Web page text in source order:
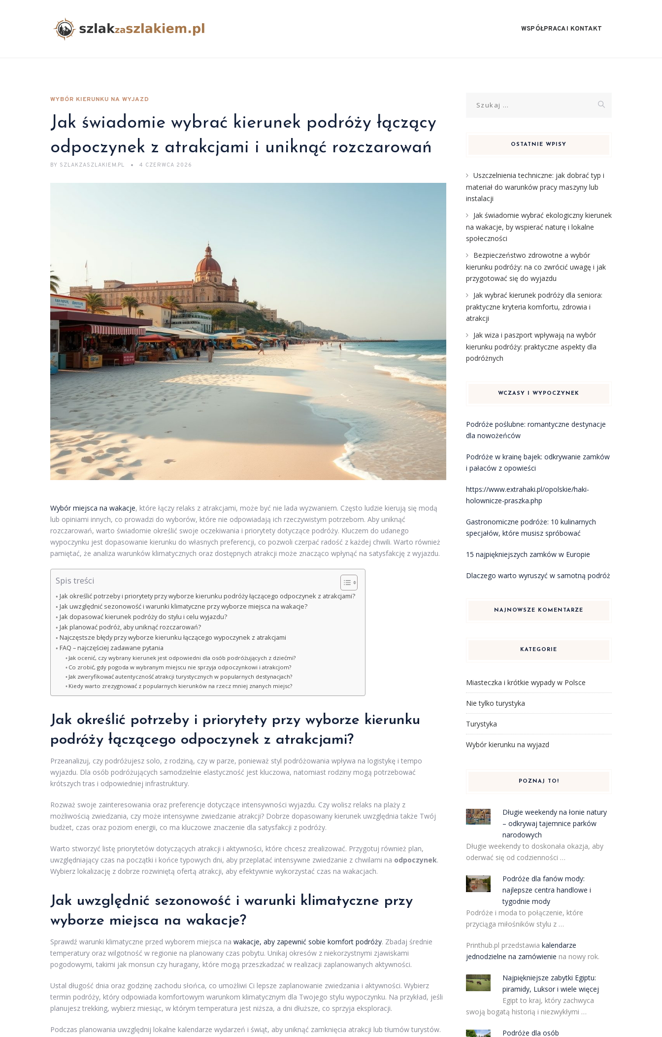
WSPÓŁPRACA I KONTAKT
WYBÓR KIERUNKU NA WYJAZD
Jak świadomie wybrać kierunek podróży łączący
odpoczynek z atrakcjami i uniknąć rozczarowań
BY SZLAKZASZLAKIEM.PL 4 CZERWCA 2026
Wybór miejsca na wakacje, które łączy relaks z atrakcjami, może być nie lada wyzwaniem. Często ludzie kierują się modą
lub opiniami innych, co prowadzi do wyborów, które nie odpowiadają ich rzeczywistym potrzebom. Aby uniknąć
rozczarowań, warto świadomie określić swoje oczekiwania i priorytety dotyczące podróży. Kluczem do udanego
wypoczynku jest dopasowanie kierunku do własnych preferencji, co pozwoli czerpać radość z każdej chwili. Warto również
pamiętać, że analiza warunków klimatycznych oraz dostępnych atrakcji może znacząco wpłynąć na satysfakcję z wyjazdu.
Spis treści
Jak określić potrzeby i priorytety przy wyborze kierunku podróży łączącego odpoczynek z atrakcjami?
Jak uwzględnić sezonowość i warunki klimatyczne przy wyborze miejsca na wakacje?
Jak dopasować kierunek podróży do stylu i celu wyjazdu?
Jak planować podróż, aby uniknąć rozczarowań?
Najczęstsze błędy przy wyborze kierunku łączącego wypoczynek z atrakcjami
FAQ – najczęściej zadawane pytania
Jak ocenić, czy wybrany kierunek jest odpowiedni dla osób podróżujących z dziećmi?
Co zrobić, gdy pogoda w wybranym miejscu nie sprzyja odpoczynkowi i atrakcjom?
Jak zweryfikować autentyczność atrakcji turystycznych w popularnych destynacjach?
Kiedy warto zrezygnować z popularnych kierunków na rzecz mniej znanych miejsc?
Jak określić potrzeby i priorytety przy wyborze kierunku
podróży łączącego odpoczynek z atrakcjami?
Przeanalizuj, czy podróżujesz solo, z rodziną, czy w parze, ponieważ styl podróżowania wpływa na logistykę i tempo
wyjazdu. Dla osób podróżujących samodzielnie elastyczność jest kluczowa, natomiast rodziny mogą potrzebować
krótszych tras i odpowiedniej infrastruktury.
Rozważ swoje zainteresowania oraz preferencje dotyczące intensywności wyjazdu. Czy wolisz relaks na plaży z
możliwością zwiedzania, czy może intensywne zwiedzanie atrakcji? Dobrze dopasowany kierunek uwzględnia także Twój
budżet, czas oraz poziom energii, co ma kluczowe znaczenie dla satysfakcji z podróży.
Warto stworzyć listę priorytetów dotyczących atrakcji i aktywności, które chcesz zrealizować. Przygotuj również plan,
uwzględniający czas na początki i końce typowych dni, aby przeplatać intensywne zwiedzanie z chwilami na odpoczynek.
Wybierz lokalizację z dobrze rozwiniętą ofertą atrakcji, aby efektywnie wykorzystać czas na wakacjach.
Jak uwzględnić sezonowość i warunki klimatyczne przy
wyborze miejsca na wakacje?
Sprawdź warunki klimatyczne przed wyborem miejsca na wakacje, aby zapewnić sobie komfort podróży. Zbadaj średnie
temperatury oraz wilgotność w regionie na planowany czas pobytu. Unikaj okresów z niekorzystnymi zjawiskami
pogodowymi, takimi jak monsun czy huragany, które mogą przeszkadzać w realizacji zaplanowanych aktywności.
Ustal długość dnia oraz godzinę zachodu słońca, co umożliwi Ci lepsze zaplanowanie zwiedzania i aktywności. Wybierz
termin podróży, który odpowiada komfortowym warunkom klimatycznym dla Twojego stylu wypoczynku. Na przykład, jeśli
planujesz trekking, wybierz miesiąc, w którym temperatura jest niższa, a dni dłuższe, co sprzyja eksploracji.
Podczas planowania uwzględnij lokalne kalendarze wydarzeń i świąt, aby uniknąć zamknięcia atrakcji lub tłumów turystów.
OSTATNIE WPISY
Uszczelnienia techniczne: jak dobrać typ i
materiał do warunków pracy maszyny lub
instalacji
Jak świadomie wybrać ekologiczny kierunek
na wakacje, by wspierać naturę i lokalne
społeczności
Bezpieczeństwo zdrowotne a wybór
kierunku podróży: na co zwrócić uwagę i jak
przygotować się do wyjazdu
Jak wybrać kierunek podróży dla seniora:
praktyczne kryteria komfortu, zdrowia i
atrakcji
Jak wiza i paszport wpływają na wybór
kierunku podróży: praktyczne aspekty dla
podróżnych
WCZASY I WYPOCZYNEK
Podróże poślubne: romantyczne destynacje
dla nowożeńców
Podróże w krainę bajek: odkrywanie zamków
i pałaców z opowieści
https://www.extrahaki.pl/opolskie/haki-
holownicze-praszka.php
Gastronomiczne podróże: 10 kulinarnych
specjałów, które musisz spróbować
15 najpiękniejszych zamków w Europie
Dlaczego warto wyruszyć w samotną podróż
NAJNOWSZE KOMENTARZE
KATEGORIE
Miasteczka i krótkie wypady w Polsce
Nie tylko turystyka
Turystyka
Wybór kierunku na wyjazd
POZNAJ TO!
Długie weekendy na łonie natury
– odkrywaj tajemnice parków
narodowych
Długie weekendy to doskonała okazja, aby
oderwać się od codzienności …
Podróże dla fanów mody:
najlepsze centra handlowe i
tygodnie mody
Podróże i moda to połączenie, które
przyciąga miłośników stylu z …
Printhub.pl przedstawia kalendarze
jednodzielne na zamówienie na nowy rok.
Najpiękniejsze zabytki Egiptu:
piramidy, Luksor i wiele więcej
Egipt to kraj, który zachwyca
swoją bogatą historią i niezwykłymi …
Podróże dla osób